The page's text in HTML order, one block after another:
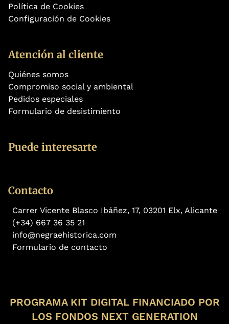
Política de Cookies
Configuración de Cookies
Atención al cliente
Quiénes somos
Compromiso social y ambiental
Pedidos especiales
Formulario de desistimiento
Puede interesarte
Contacto
Carrer Vicente Blasco Ibáñez, 17, 03201 Elx, Alicante
(+34) 667 36 35 21
info@negraehistorica.com
Formulario de contacto
PROGRAMA KIT DIGITAL FINANCIADO POR
LOS FONDOS NEXT GENERATION